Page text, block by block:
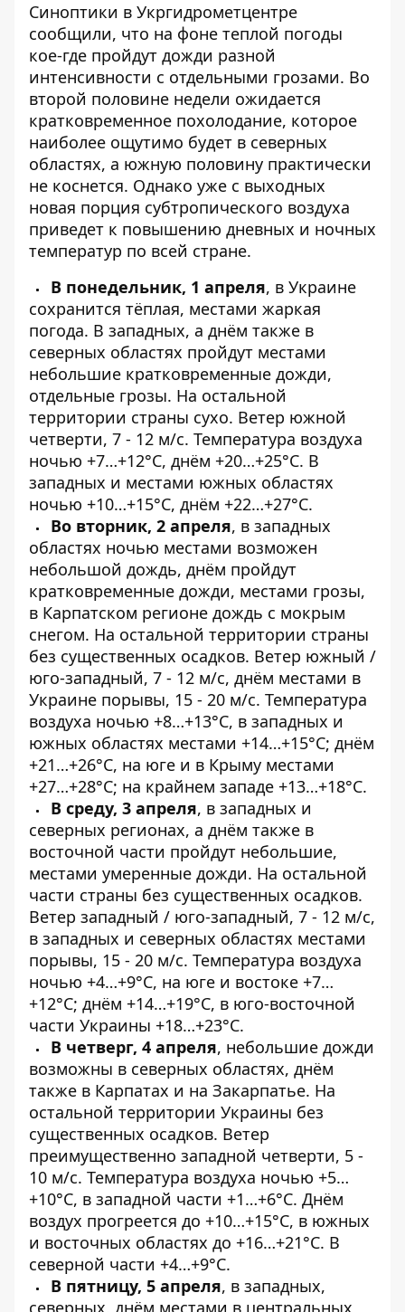
Синоптики в Укргидрометцентре
сообщили, что на фоне теплой погоды
кое-где пройдут дожди разной
интенсивности с отдельными грозами. Во
второй половине недели ожидается
кратковременное похолодание, которое
наиболее ощутимо будет в северных
областях, а южную половину практически
не коснется. Однако уже с выходных
новая порция субтропического воздуха
приведет к повышению дневных и ночных
температур по всей стране.
В понедельник, 1 апреля, в Украине
сохранится тёплая, местами жаркая
погода. В западных, а днём также в
северных областях пройдут местами
небольшие кратковременные дожди,
отдельные грозы. На остальной
территории страны сухо. Ветер южной
четверти, 7 - 12 м/с. Температура воздуха
ночью +7…+12°С, днём +20…+25°С. В
западных и местами южных областях
ночью +10…+15°С, днём +22…+27°С.
Во вторник, 2 апреля, в западных
областях ночью местами возможен
небольшой дождь, днём пройдут
кратковременные дожди, местами грозы,
в Карпатском регионе дождь с мокрым
снегом. На остальной территории страны
без существенных осадков. Ветер южный /
юго-западный, 7 - 12 м/с, днём местами в
Украине порывы, 15 - 20 м/с. Температура
воздуха ночью +8…+13°С, в западных и
южных областях местами +14…+15°С; днём
+21…+26°С, на юге и в Крыму местами
+27…+28°С; на крайнем западе +13…+18°С.
В среду, 3 апреля, в западных и
северных регионах, а днём также в
восточной части пройдут небольшие,
местами умеренные дожди. На остальной
части страны без существенных осадков.
Ветер западный / юго-западный, 7 - 12 м/с,
в западных и северных областях местами
порывы, 15 - 20 м/с. Температура воздуха
ночью +4…+9°С, на юге и востоке +7…
+12°С; днём +14…+19°С, в юго-восточной
части Украины +18…+23°С.
В четверг, 4 апреля, небольшие дожди
возможны в северных областях, днём
также в Карпатах и на Закарпатье. На
остальной территории Украины без
существенных осадков. Ветер
преимущественно западной четверти, 5 -
10 м/с. Температура воздуха ночью +5…
+10°С, в западной части +1…+6°С. Днём
воздух прогреется до +10…+15°С, в южных
и восточных областях до +16…+21°С. В
северной части +4…+9°С.
В пятницу, 5 апреля, в западных,
северных, днём местами в центральных